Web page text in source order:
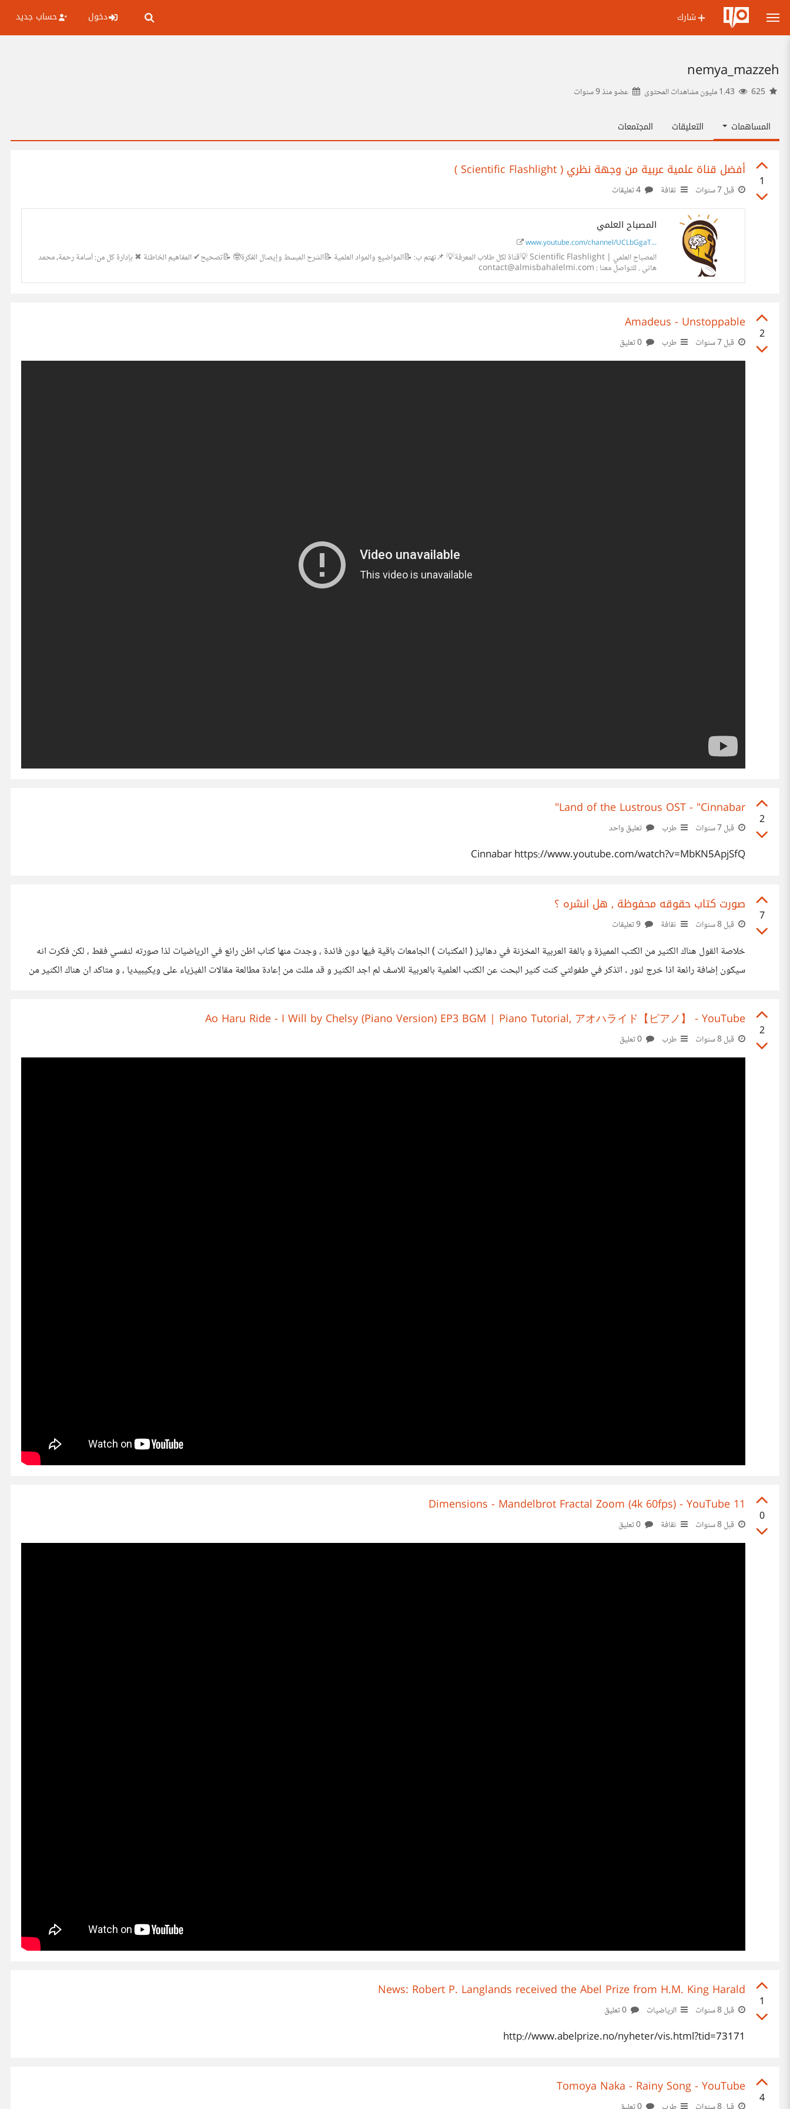
شارك دخول حساب جديد
nemya_mazzeh
عضو منذ9 سنوات
المساهمات التعليقات المجتمعات
1
أفضل قناة علمية عربية من وجهة نظري ( Scientific Flashlight )
قبل 7 سنوات ثقافة
المصباح العلمي
www.youtube.com/channel/UCLbGgaT...
المصباح العلمي | Scientific Flashlight 💡قناة لكل طلاب المعرفة💡 📌نهتم ب: 📝المواضيع والمواد العلمية 📝الشرح المبسط وإيصال الفكرة🤓 📝تصحيح✔ المفاهيم الخاطئة ✖ بإدارة كل من: أسامة رحمة، محمد
هاني . للتواصل معنا : contact@almisbahalelmi.com
2
Amadeus - Unstoppable
قبل 7 سنوات طرب
2
Land of the Lustrous OST - "Cinnabar"
قبل 7 سنوات طرب تعليق واحد
Cinnabar https://www.youtube.com/watch?v=MbKN5ApjSfQ
7
صورت كتاب حقوقه محفوظة , هل انشره ؟
قبل 8 سنوات ثقافة
خلاصة القول هناك الكثير من الكتب المميزة و بالغة العربية المخزنة في دهاليز ( المكتبات ) الجامعات باقية فيها دون فائدة ، وجدت منها كتاب اظن رائع في الرياضيات لذا صورته لنفسي فقط ، لكن فكرت انه
سيكون إضافة رائعة اذا خرج لنور . اتذكر في طفولتي كنت كثير البحث عن الكتب العلمية بالعربية للاسف لم اجد الكثير و قد مللت من إعادة مطالعة مقالات الفيزياء على ويكيبيديا ، و متاكد ان هناك الكثير من
2
Ao Haru Ride - I Will by Chelsy (Piano Version) EP3 BGM | Piano Tutorial, アオハライド【ピアノ】 - YouTube
قبل 8 سنوات طرب
0
11 Dimensions - Mandelbrot Fractal Zoom (4k 60fps) - YouTube
قبل 8 سنوات ثقافة
1
News: Robert P. Langlands received the Abel Prize from H.M. King Harald
قبل 8 سنوات الرياضيات
http://www.abelprize.no/nyheter/vis.html?tid=73171
4
Tomoya Naka - Rainy Song - YouTube